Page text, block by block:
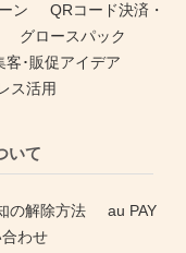
ン
QRコード決済・
グロースパック
客･販促アイデア
ス活用
いて
の解除方法
au PAY
わせ